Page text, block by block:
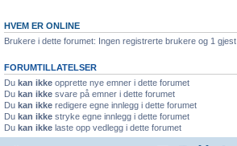
HVEM ER ONLINE
Brukere i dette forumet: Ingen registrerte brukere og 1 gjest
FORUMTILLATELSER
Du kan ikke opprette nye emner i dette forumet
Du kan ikke svare på emner i dette forumet
Du kan ikke redigere egne innlegg i dette forumet
Du kan ikke stryke egne innlegg i dette forumet
Du kan ikke laste opp vedlegg i dette forumet